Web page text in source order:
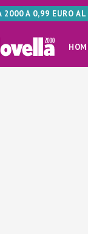
A 0,99 EURO AL